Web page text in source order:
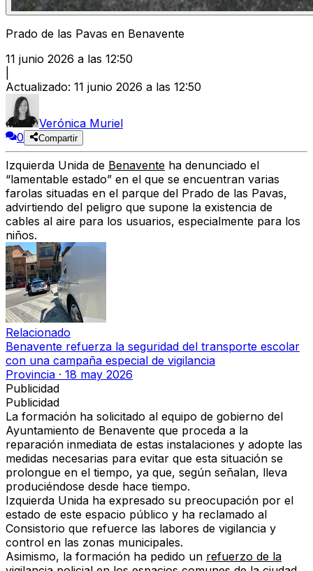
Prado de las Pavas en Benavente
11 junio 2026 a las 12:50
Actualizado: 11 junio 2026 a las 12:50
Verónica Muriel
0
Compartir
Izquierda Unida de Benavente ha denunciado el
“lamentable estado” en el que se encuentran varias
farolas situadas en el parque del Prado de las Pavas,
advirtiendo del peligro que supone la existencia de
cables al aire para los usuarios, especialmente para los
niños.
Relacionado
Benavente refuerza la seguridad del transporte escolar
con una campaña especial de vigilancia
Provincia · 18 may 2026
Publicidad
Publicidad
La formación ha solicitado al equipo de gobierno del
Ayuntamiento de Benavente que proceda a la
reparación inmediata de estas instalaciones y adopte las
medidas necesarias para evitar que esta situación se
prolongue en el tiempo, ya que, según señalan, lleva
produciéndose desde hace tiempo.
Izquierda Unida ha expresado su preocupación por el
estado de este espacio público y ha reclamado al
Consistorio que refuerce las labores de vigilancia y
control en las zonas municipales.
Asimismo, la formación ha pedido un refuerzo de la